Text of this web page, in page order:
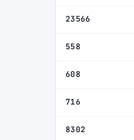
23566
558
608
716
8302